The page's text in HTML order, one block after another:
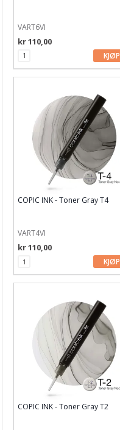
VART6VI
kr 110,00
KJØP
COPIC INK - Toner Gray T4
VART4VI
kr 110,00
KJØP
COPIC INK - Toner Gray T2